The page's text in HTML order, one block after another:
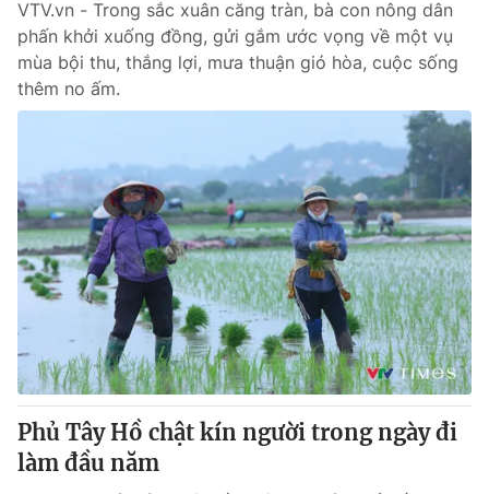
VTV.vn - Trong sắc xuân căng tràn, bà con nông dân
phấn khởi xuống đồng, gửi gắm ước vọng về một vụ
mùa bội thu, thắng lợi, mưa thuận gió hòa, cuộc sống
thêm no ấm.
Phủ Tây Hồ chật kín người trong ngày đi
làm đầu năm